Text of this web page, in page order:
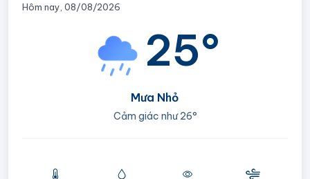
Hôm nay, 08/08/2026
25°
Mưa Nhỏ
Cảm giác như26°